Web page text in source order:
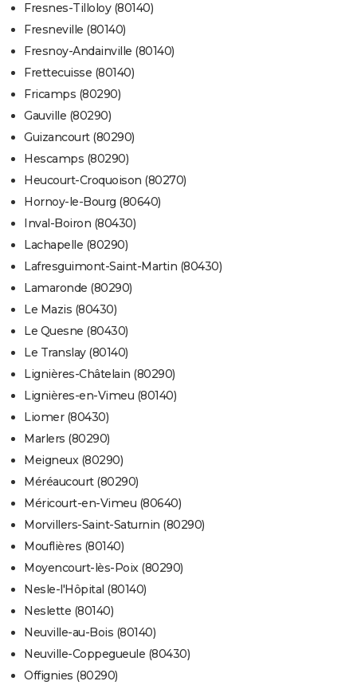
Fresnes-Tilloloy (80140)
Fresneville (80140)
Fresnoy-Andainville (80140)
Frettecuisse (80140)
Fricamps (80290)
Gauville (80290)
Guizancourt (80290)
Hescamps (80290)
Heucourt-Croquoison (80270)
Hornoy-le-Bourg (80640)
Inval-Boiron (80430)
Lachapelle (80290)
Lafresguimont-Saint-Martin (80430)
Lamaronde (80290)
Le Mazis (80430)
Le Quesne (80430)
Le Translay (80140)
Lignières-Châtelain (80290)
Lignières-en-Vimeu (80140)
Liomer (80430)
Marlers (80290)
Meigneux (80290)
Méréaucourt (80290)
Méricourt-en-Vimeu (80640)
Morvillers-Saint-Saturnin (80290)
Mouflières (80140)
Moyencourt-lès-Poix (80290)
Nesle-l'Hôpital (80140)
Neslette (80140)
Neuville-au-Bois (80140)
Neuville-Coppegueule (80430)
Offignies (80290)